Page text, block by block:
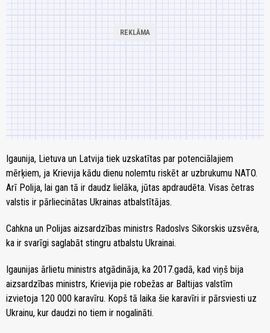
Igaunija, Lietuva un Latvija tiek uzskatītas par potenciālajiem
mērķiem, ja Krievija kādu dienu nolemtu riskēt ar uzbrukumu NATO.
Arī Polija, lai gan tā ir daudz lielāka, jūtas apdraudēta. Visas četras
valstis ir pārliecinātas Ukrainas atbalstītājas.
Cahkna un Polijas aizsardzības ministrs Radoslvs Sikorskis uzsvēra,
ka ir svarīgi saglabāt stingru atbalstu Ukrainai.
Igaunijas ārlietu ministrs atgādināja, ka 2017.gadā, kad viņš bija
aizsardzības ministrs, Krievija pie robežas ar Baltijas valstīm
izvietoja 120 000 karavīru. Kopš tā laika šie karavīri ir pārsviesti uz
Ukrainu, kur daudzi no tiem ir nogalināti.